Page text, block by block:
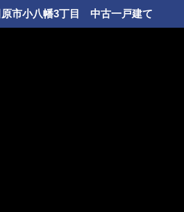
原市小八幡3丁目 中古一戸建て